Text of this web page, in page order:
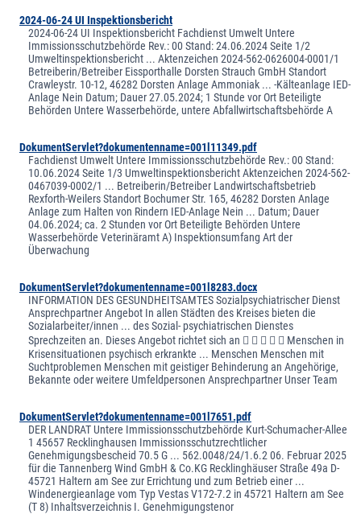
2024-06-24 UI Inspektionsbericht
2024-06-24 UI Inspektionsbericht Fachdienst Umwelt Untere
Immissionsschutzbehörde Rev.: 00 Stand: 24.06.2024 Seite 1/2
Umweltinspektionsbericht ... Aktenzeichen 2024-562-0626004-0001/1
Betreiberin/Betreiber Eissporthalle Dorsten Strauch GmbH Standort
Crawleystr. 10-12, 46282 Dorsten Anlage Ammoniak ... -Kälteanlage IED-
Anlage Nein Datum; Dauer 27.05.2024; 1 Stunde vor Ort Beteiligte
Behörden Untere Wasserbehörde, untere Abfallwirtschaftsbehörde A
DokumentServlet?dokumentenname=001l11349.pdf
Fachdienst Umwelt Untere Immissionsschutzbehörde Rev.: 00 Stand:
10.06.2024 Seite 1/3 Umweltinspektionsbericht Aktenzeichen 2024-562-
0467039-0002/1 ... Betreiberin/Betreiber Landwirtschaftsbetrieb
Rexforth-Weilers Standort Bochumer Str. 165, 46282 Dorsten Anlage
Anlage zum Halten von Rindern IED-Anlage Nein ... Datum; Dauer
04.06.2024; ca. 2 Stunden vor Ort Beteiligte Behörden Untere
Wasserbehörde Veterinäramt A) Inspektionsumfang Art der
Überwachung
DokumentServlet?dokumentenname=001l8283.docx
INFORMATION DES GESUNDHEITSAMTES Sozialpsychiatrischer Dienst
Ansprechpartner Angebot In allen Städten des Kreises bieten die
Sozialarbeiter/innen ... des Sozial- psychiatrischen Dienstes
Sprechzeiten an. Dieses Angebot richtet sich an      Menschen in
Krisensituationen psychisch erkrankte ... Menschen Menschen mit
Suchtproblemen Menschen mit geistiger Behinderung an Angehörige,
Bekannte oder weitere Umfeldpersonen Ansprechpartner Unser Team
DokumentServlet?dokumentenname=001l7651.pdf
DER LANDRAT Untere Immissionsschutzbehörde Kurt-Schumacher-Allee
1 45657 Recklinghausen Immissionsschutzrechtlicher
Genehmigungsbescheid 70.5 G ... 562.0048/24/1.6.2 06. Februar 2025
für die Tannenberg Wind GmbH & Co.KG Recklinghäuser Straße 49a D-
45721 Haltern am See zur Errichtung und zum Betrieb einer ...
Windenergieanlage vom Typ Vestas V172-7.2 in 45721 Haltern am See
(T 8) Inhaltsverzeichnis I. Genehmigungstenor